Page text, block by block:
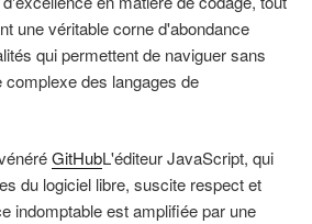
une véritable corne d'abondance
qui permettent de naviguer sans
des langages de
GitHubL'éditeur JavaScript, qui
du logiciel libre, suscite respect et
indomptable est amplifiée par une